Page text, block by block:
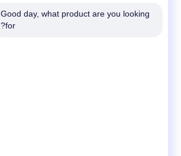
Good day, what product are you looking
for?